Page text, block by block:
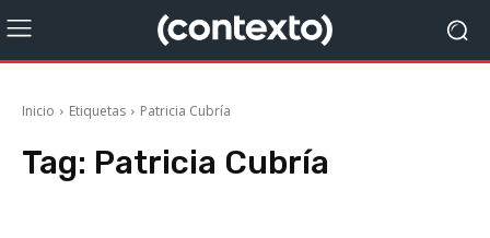
Inicio Etiquetas Patricia Cubría
Tag: Patricia Cubría